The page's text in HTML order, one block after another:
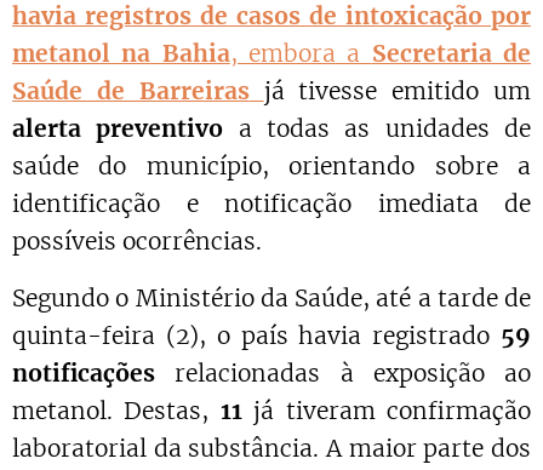
havia registros de casos de intoxicação por
metanol na Bahia, embora a Secretaria de
Saúde de Barreiras já tivesse emitido um
alerta preventivo a todas as unidades de
saúde do município, orientando sobre a
identificação e notificação imediata de
possíveis ocorrências.
Segundo o Ministério da Saúde, até a tarde de
quinta-feira (2), o país havia registrado 59
notificações relacionadas à exposição ao
metanol. Destas, 11já tiveram confirmação
laboratorial da substância. A maior parte dos